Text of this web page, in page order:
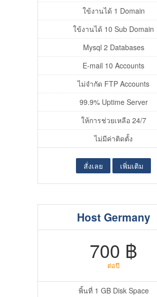
ใข้งานได้ 1 Domain
ใข้งานได้ 10 Sub Domain
Mysql 2 Databases
E-mail 10 Accounts
ไม่จำกัด FTP Accounts
99.9% Uptime Server
ให้การช่วยเหลือ 24/7
ไม่มีค่าติดตั้ง
สั่งเลย เพิ่มเติม
Host Germany
700 ฿
ต่อปี
พิ้นที่ 1 GB Disk Space